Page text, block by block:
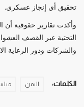
تحقيق أي إنجاز عسكري.
وأكدت تقارير حقوقية أن
التحتية عبر القصف
والشركات ودور الرعاية
الكلمات: اليمن